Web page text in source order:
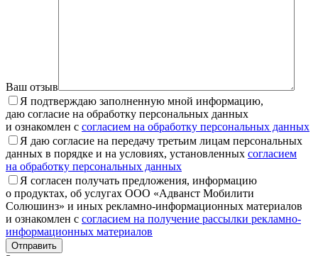
Ваш отзыв
Я подтверждаю заполненную мной информацию,
даю согласие на обработку персональных данных
и ознакомлен с согласием на обработку персональных данных
Я даю согласие на передачу третьим лицам персональных
данных в порядке и на условиях, установленных согласием
на обработку персональных данных
Я согласен получать предложения, информацию
о продуктах, об услугах ООО «Адванст Мобилити
Солюшинз» и иных рекламно-информационных материалов
и ознакомлен с согласием на получение рассылки рекламно-
информационных материалов
Отправить